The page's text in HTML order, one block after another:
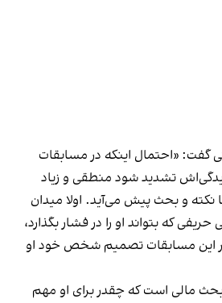
گفت: «احتمال اینکه در مسابقات
تشدید شود منطقی و زیاد
نکته و بحث پیش می‌آید. اولا میدان
که بتواند او را در فشار بگذارد،
این مسابقات تصمیم شخص خود او
مالی است که چقدر برای او مهم